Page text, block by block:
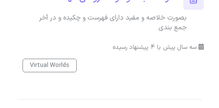
بصورت خلاصه و مفید دارای فهرست و چکیده و در آخر
جمع بندی
سه سال پیش با 4 پیشنهاد رسیده
Virtual Worlds